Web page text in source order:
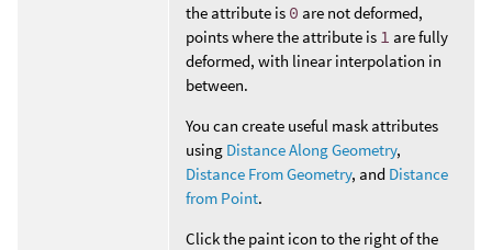
the attribute is 0 are not deformed,
points where the attribute is 1 are fully
deformed, with linear interpolation in
between.
You can create useful mask attributes
using Distance Along Geometry,
Distance From Geometry, and Distance
from Point.
Click the paint icon to the right of the